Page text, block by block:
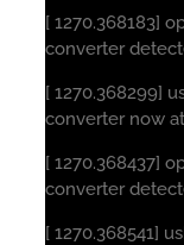
[ 1270.368183]
converter
[ 1270.368299]
converter now
[ 1270.368437]
converter
[ 1270.368541]